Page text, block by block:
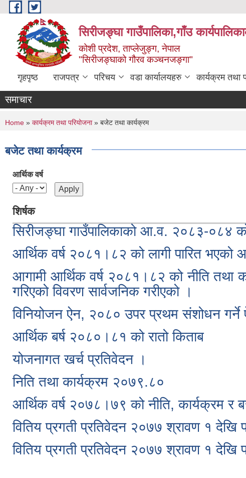
Skip to main content
सिरीजङ्घा गाउँपालिका,गाँउ
कोशी प्रदेश, ताप्लेजुङ्ग, नेपाल
"सिरीजङ्घाको गौरव कञ्चनजङ्गा"
गृहपृष्ठ राजपत्र परिचय वडा कार्यालयहरु कार्यक्रम तथा
समाचार
You are here
Home » कार्यक्रम तथा परियोजना» बजेट तथा कार्यक्रम
बजेट तथा कार्यक्रम
आर्थिक वर्ष
शिर्षक
सिरीजङ्घा गाउँपालिकाको आ.व. २०८३-०८४
आर्थिक वर्ष २०८१।८२ को लागी पारित भएको
आगामी आर्थिक वर्ष २०८१।८२ को नीति
गरिएको विवरण सार्वजनिक गरीएको ।
विनियोजन ऐन, २०८० उपर प्रथम संशोधन
आर्थिक बर्ष २०८०।८१ को रातो किताब
योजनागत खर्च प्रतिवेदन ।
निति तथा कार्यक्रम २०७९.८०
आर्थिक वर्ष २०७८।७९ को नीति, कार्यक्रम र
वितिय प्रगती प्रतिवेदन २०७७ श्रावण १ देखि
वितिय प्रगती प्रतिवेदन २०७७ श्रावण १ देखि